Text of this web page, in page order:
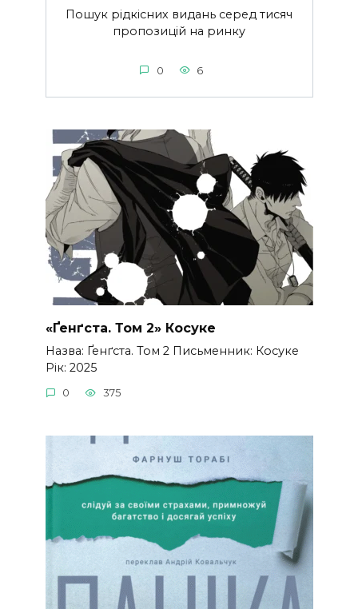
Пошук рідкісних видань серед тисяч
пропозицій на ринку
0 6
«Ґенґста. Том 2» Косуке
Назва: Ґенґста. Том 2 Письменник: Косуке
Рік: 2025
0 375